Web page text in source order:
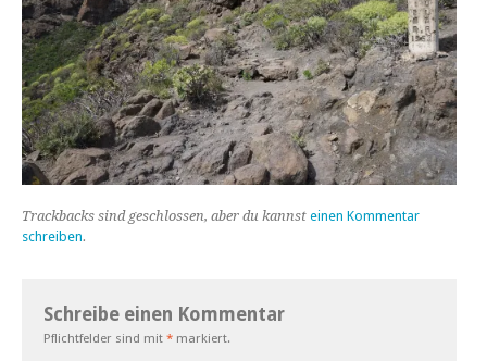
Trackbacks sind geschlossen, aber du kannst einen Kommentar
schreiben.
Schreibe einen Kommentar
Pflichtfelder sind mit * markiert.